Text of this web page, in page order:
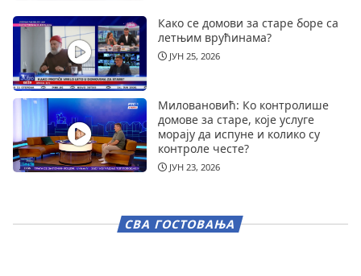
Како се домови за старе боре са
летњим врућинама?
ЈУН 25, 2026
Миловановић: Ко контролише
домове за старе, које услуге
морају да испуне и колико су
контроле честе?
ЈУН 23, 2026
СВА ГОСТОВАЊА